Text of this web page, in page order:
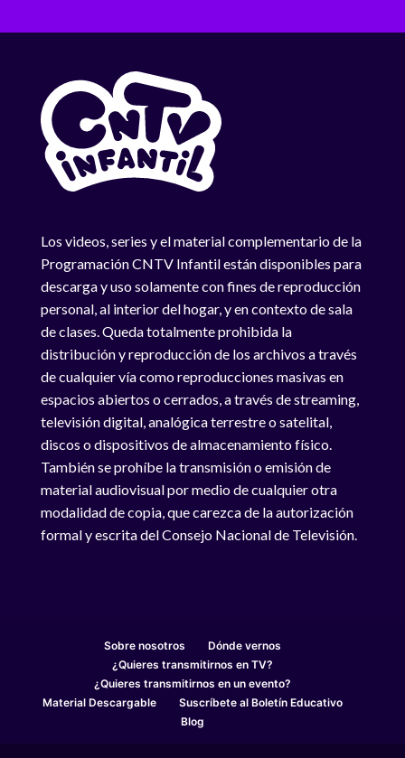
Los videos, series y el material complementario de la
Programación CNTV Infantil están disponibles para
descarga y uso solamente con fines de reproducción
personal, al interior del hogar, y en contexto de sala
de clases. Queda totalmente prohibida la
distribución y reproducción de los archivos a través
de cualquier vía como reproducciones masivas en
espacios abiertos o cerrados, a través de streaming,
televisión digital, analógica terrestre o satelital,
discos o dispositivos de almacenamiento físico.
También se prohíbe la transmisión o emisión de
material audiovisual por medio de cualquier otra
modalidad de copia, que carezca de la autorización
formal y escrita del Consejo Nacional de Televisión.
Sobre nosotros
Dónde vernos
¿Quieres transmitirnos en TV?
¿Quieres transmitirnos en un evento?
Material Descargable
Suscríbete al Boletín Educativo
Blog